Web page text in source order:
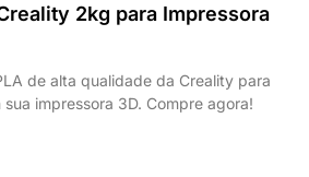
2kg para Impressora
de alta qualidade da Creality para
impressora 3D. Compre agora!